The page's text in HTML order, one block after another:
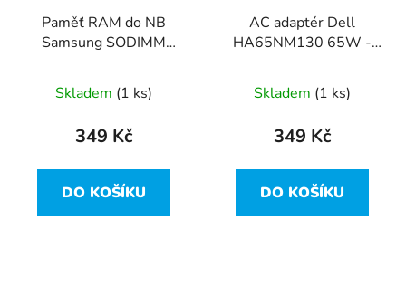
Paměť RAM do NB
Samsung SODIMM
M471B5273FH0-YK0
Skladem (1 ks)
349 Kč
DO KOŠÍKU
AC adaptér Dell
HA65NM130 65W -
Skladem (1 ks)
349 Kč
DO KOŠÍKU